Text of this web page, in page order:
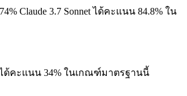
Claude 3.7 Sonnet ได้คะแนน 84.8% ใน
ได้คะแนน 34% ในเกณฑ์มาตรฐานนี้